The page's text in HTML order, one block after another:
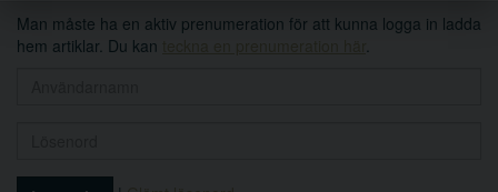
Man måste ha en aktiv prenumeration för att kunna logga in ladda
hem artiklar. Du kan